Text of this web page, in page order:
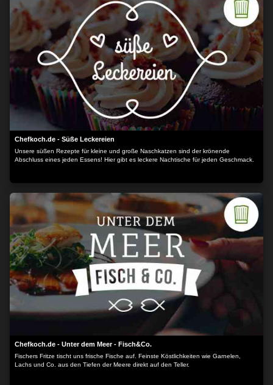
Chefkoch.de - Süße Leckereien
Unsere süßen Rezepte für kleine und große Naschkatzen sind der krönende
Abschluss eines jeden Essens! Hier gibt es leckere Nachtische für jeden Geschmack.
Chefkoch.de - Unter dem Meer - Fisch&Co.
Fischers Fritze tischt uns frische Fische auf. Feinste Köstlichkeiten wie Garnelen,
Lachs und Co. aus den Tiefen der Meere direkt auf den Teller.